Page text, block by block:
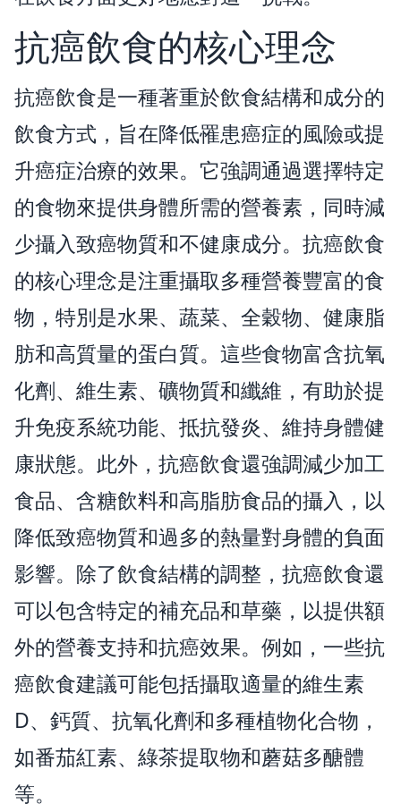
抗癌飲食的核心理念
抗癌飲食是一種著重於飲食結構和成分的
飲食方式，旨在降低罹患癌症的風險或提
升癌症治療的效果。它強調通過選擇特定
的食物來提供身體所需的營養素，同時減
少攝入致癌物質和不健康成分。抗癌飲食
的核心理念是注重攝取多種營養豐富的食
物，特別是水果、蔬菜、全穀物、健康脂
肪和高質量的蛋白質。這些食物富含抗氧
化劑、維生素、礦物質和纖維，有助於提
升免疫系統功能、抵抗發炎、維持身體健
康狀態。此外，抗癌飲食還強調減少加工
食品、含糖飲料和高脂肪食品的攝入，以
降低致癌物質和過多的熱量對身體的負面
影響。除了飲食結構的調整，抗癌飲食還
可以包含特定的補充品和草藥，以提供額
外的營養支持和抗癌效果。例如，一些抗
癌飲食建議可能包括攝取適量的維生素
D、鈣質、抗氧化劑和多種植物化合物，
如番茄紅素、綠茶提取物和蘑菇多醣體
等。